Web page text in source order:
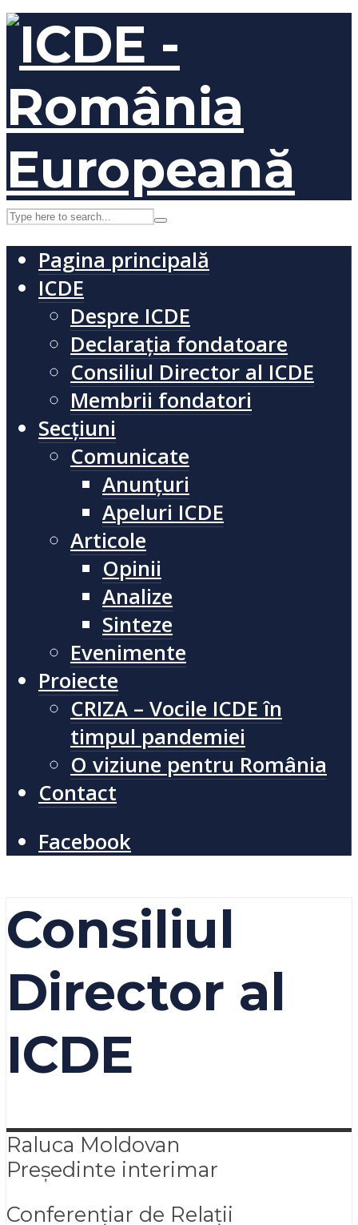
Pagina principală
ICDE
Despre ICDE
Declarația fondatoare
Consiliul Director al ICDE
Membrii fondatori
Secțiuni
Comunicate
Anunțuri
Apeluri ICDE
Articole
Opinii
Analize
Sinteze
Evenimente
Proiecte
CRIZA – Vocile ICDE în
timpul pandemiei
O viziune pentru România
Contact
Facebook
Consiliul
Director al
ICDE
Raluca Moldovan
Președinte interimar
Conferențiar de Relații